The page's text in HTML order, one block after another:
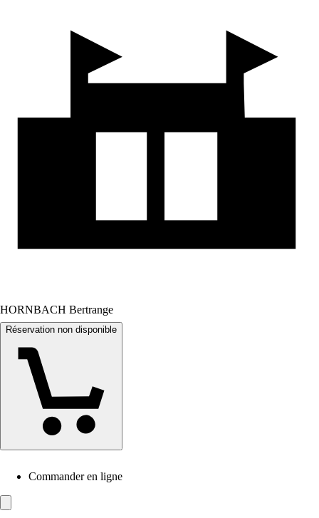
HORNBACH Bertrange
Réservation non disponible
Commander en ligne